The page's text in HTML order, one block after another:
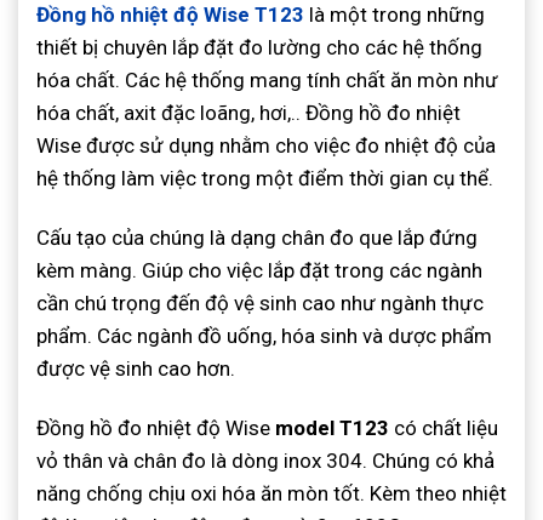
Đồng hồ nhiệt độ Wise T123 là một trong những
thiết bị chuyên lắp đặt đo lường cho các hệ thống
hóa chất. Các hệ thống mang tính chất ăn mòn như
hóa chất, axit đặc loãng, hơi,.. Đồng hồ đo nhiệt
Wise được sử dụng nhằm cho việc đo nhiệt độ của
hệ thống làm việc trong một điểm thời gian cụ thể.
Cấu tạo của chúng là dạng chân đo que lắp đứng
kèm màng. Giúp cho việc lắp đặt trong các ngành
cần chú trọng đến độ vệ sinh cao như ngành thực
phẩm. Các ngành đồ uống, hóa sinh và dược phẩm
được vệ sinh cao hơn.
Đồng hồ đo nhiệt độ Wise model T123 có chất liệu
vỏ thân và chân đo là dòng inox 304. Chúng có khả
năng chống chịu oxi hóa ăn mòn tốt. Kèm theo nhiệt